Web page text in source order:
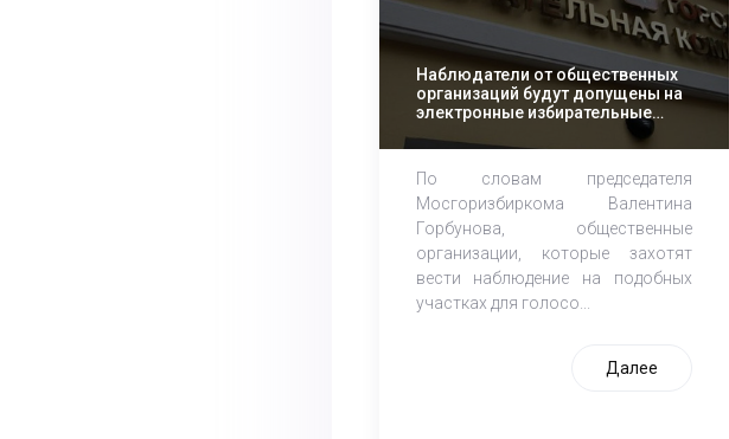
Наблюдатели от общественных
организаций будут допущены на
электронные избирательные
По словам председателя
Мосгоризбиркома Валентина
Горбунова, общественные
организации, которые захотят
вести наблюдение на подобных
участках для голосо...
Далее